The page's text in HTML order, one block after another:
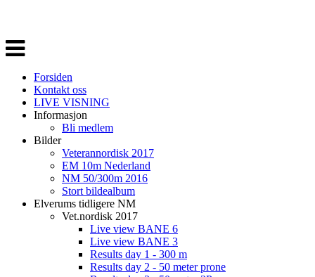
Veksle
navigasjon
Forsiden
Kontakt oss
LIVE VISNING
Informasjon
Bli medlem
Bilder
Veterannordisk 2017
EM 10m Nederland
NM 50/300m 2016
Stort bildealbum
Elverums tidligere NM
Vet.nordisk 2017
Live view BANE 6
Live view BANE 3
Results day 1 - 300 m
Results day 2 - 50 meter prone